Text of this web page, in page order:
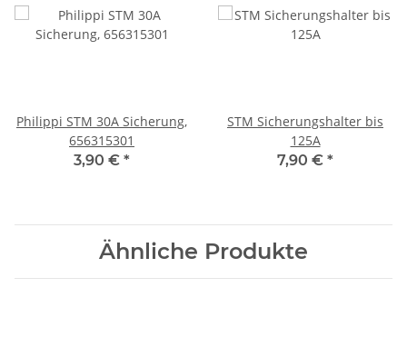
Philippi STM 30A Sicherung,
656315301
3,90 € *
STM Sicherungshalter bis
125A
7,90 € *
Ähnliche Produkte